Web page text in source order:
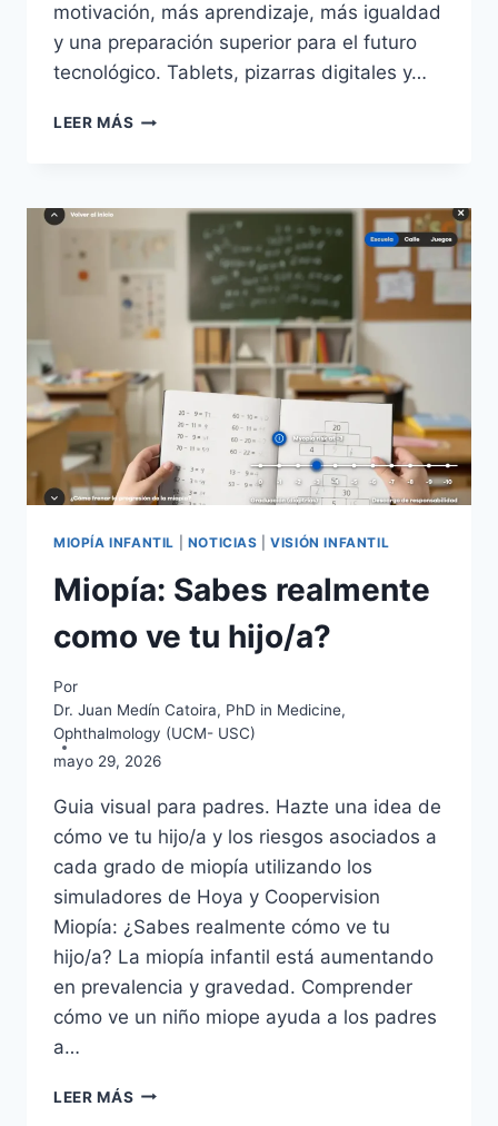
motivación, más aprendizaje, más igualdad
y una preparación superior para el futuro
tecnológico. Tablets, pizarras digitales y…
LEER MÁS NIÑOS
EN
LOS
COLEGIOS:
¿DECISIÓN
ACERTADA
O
HISTÓRICO?
MIOPÍA INFANTIL NOTICIAS |VISIÓN INFANTIL
Miopía: Sabes realmente
como ve tu hijo/a?
Por
Dr. Juan Medín Catoira, PhD in Medicine,
Ophthalmology (UCM- USC)
mayo 29, 2026
Guia visual para padres. Hazte una idea de
cómo ve tu hijo/a y los riesgos asociados a
cada grado de miopía utilizando los
simuladores de Hoya y Coopervision
Miopía: ¿Sabes realmente cómo ve tu
hijo/a? La miopía infantil está aumentando
en prevalencia y gravedad. Comprender
cómo ve un niño miope ayuda a los padres
a…
LEER MÁS MIOPÍA: